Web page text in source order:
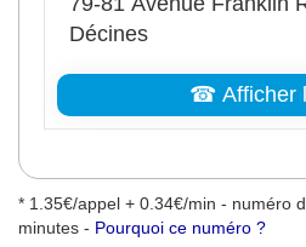
Décines
☎ Afficher
* 1.35€/appel + 0.34€/min - numéro
minutes - Pourquoi ce numéro ?